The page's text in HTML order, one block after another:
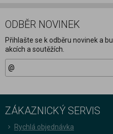
ODBĚR NOVINEK
Přihlašte se k odběru novinek a
akcích a soutěžích.
ZÁKAZNICKÝ SERVIS
Rychlá objednávka